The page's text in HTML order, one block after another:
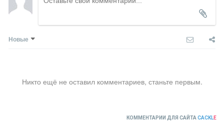
Новые
Никто ещё не оставил комментариев, станьте первым.
КОММЕНТАРИИ ДЛЯ САЙТА CACKLE